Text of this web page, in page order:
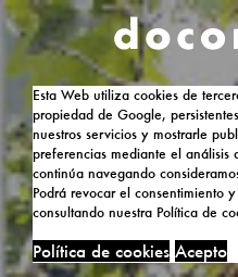
Esta Web utiliza cookies de
propiedad de Google,
nuestros servicios y mostrarle
preferencias mediante el análisis
continúa navegando
Podrá revocar el consentimiento
consultando nuestra Política de
Política de cookies Acepto